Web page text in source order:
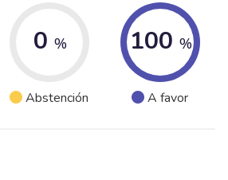
0 %
Abstención
100 %
A favor